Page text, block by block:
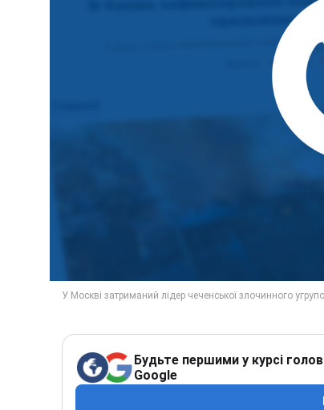
Будьте першими у курсі
Google